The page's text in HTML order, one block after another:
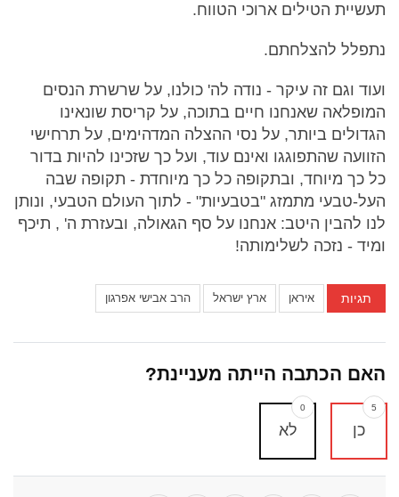
תעשיית הטילים ארוכי הטווח.
נתפלל להצלחתם.
ועוד וגם זה עיקר - נודה לה' כולנו, על שרשרת הנסים
המופלאה שאנחנו חיים בתוכה, על קריסת שונאינו
הגדולים ביותר, על נסי ההצלה המדהימים, על תרחישי
הזוועה שהתפוגגו ואינם עוד, ועל כך שזכינו להיות בדור
כל כך מיוחד, ובתקופה כל כך מיוחדת - תקופה שבה
העל-טבעי מתמזג "בטבעיות" - לתוך העולם הטבעי, ונותן
לנו להבין היטב: אנחנו על סף הגאולה, ובעזרת ה' , תיכף
ומיד - נזכה לשלימותה!
תגיות איראן ארץ ישראל הרב אבישי אפרגון
האם הכתבה הייתה מעניינת?
כן
5
לא
0